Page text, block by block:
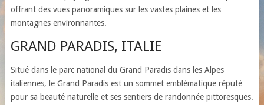
offrant des vues panoramiques sur les vastes plaines et les
montagnes environnantes.
GRAND PARADIS, ITALIE
Situé dans le parc national du Grand Paradis dans les Alpes
italiennes, le Grand Paradis est un sommet emblématique réputé
pour sa beauté naturelle et ses sentiers de randonnée pittoresques.